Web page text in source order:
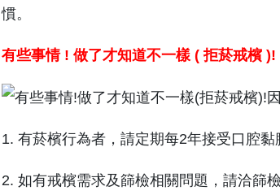
慣。
有些事情 ! 做了才知道不一樣 ( 拒菸戒檳 )!
1. 有菸檳行為者，請定期每2年接受口腔黏
2. 如有戒檳需求及篩檢相關問題，請洽篩